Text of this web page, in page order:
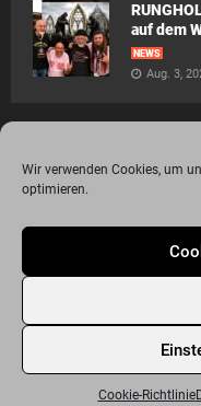
Wir verwenden Cookies, um
optimieren.
Cookie-Richtlinie
auf dem
NEWS
Aug. 3,
Unterstützung
Über Metalogy.de – das
Newsletter Anmeldung
Metalogy.de – Das